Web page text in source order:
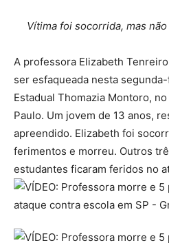
Vítima foi socorrida, mas
A professora Elizabeth
ser esfaqueada nesta
Estadual Thomazia Montoro,
Paulo. Um jovem de 13 anos,
apreendido. Elizabeth foi
ferimentos e morreu. Outros
estudantes ficaram feridos no